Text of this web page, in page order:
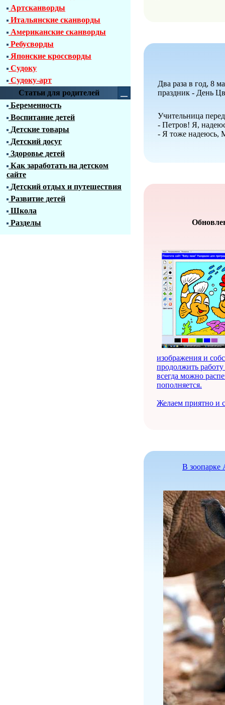
Артсканворды
Итальянские сканворды
Американские сканворды
Ребусворды
Японские кроссворды
Судоку
Судоку-арт
Статьи для родителей
Беременность
Воспитание детей
Детские товары
Детский досуг
Здоровье детей
Как заработать на детском
сайте
Детский отдых и путешествия
Развитие детей
Школа
Разделы
Два раза в год, 8
праздник - День
Учительница
- Петров! Я,
- Я тоже надеюсь,
изображения и
продолжить
всегда можно
пополняется.
Желаем приятно и
В зоопарке